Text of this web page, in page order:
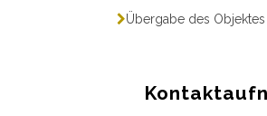
Übergabe des